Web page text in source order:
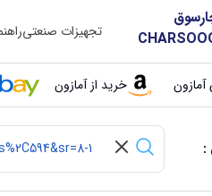
تجهیزات صنعتی
آمازون خرید از آمازون
: